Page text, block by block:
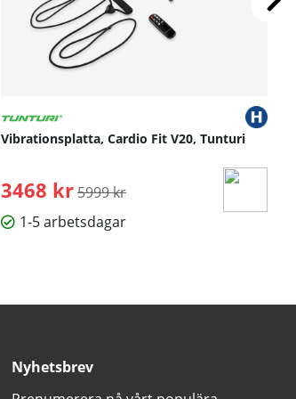
Vibrationsplatta, Cardio Fit V20, Tunturi
3468 kr Ordinarie pris:
5999 kr
1-5 arbetsdagar
Nyhetsbrev